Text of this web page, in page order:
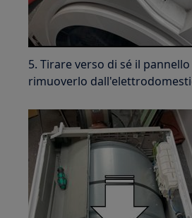
5. Tirare verso di sé il
rimuoverlo